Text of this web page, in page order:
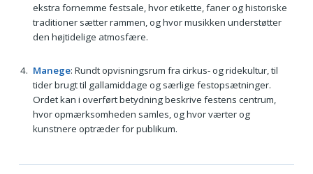
ekstra fornemme festsale, hvor etikette, faner og historiske
traditioner sætter rammen, og hvor musikken understøtter
den højtidelige atmosfære.
Manege: Rundt opvisningsrum fra cirkus- og ridekultur, til
tider brugt til gallamiddage og særlige festopsætninger.
Ordet kan i overført betydning beskrive festens centrum,
hvor opmærksomheden samles, og hvor værter og
kunstnere optræder for publikum.